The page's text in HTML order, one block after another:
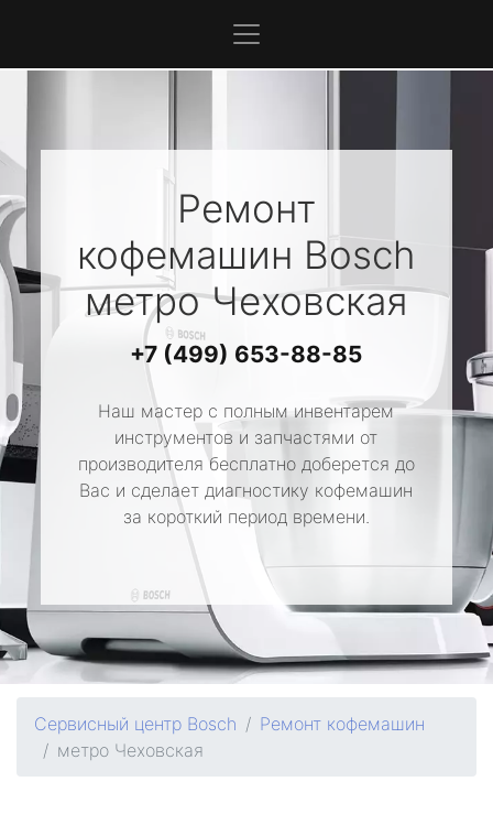
Ремонт
кофемашин Bosch
метро Чеховская
+7 (499) 653-88-85
Наш мастер с полным инвентарем
инструментов и запчастями от
производителя бесплатно доберется до
Вас и сделает диагностику кофемашин
за короткий период времени.
Сервисный центр Bosch
Ремонт кофемашин
метро Чеховская